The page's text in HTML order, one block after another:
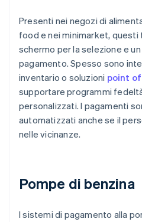
Presenti nei negozi di
food e nei minimarket, questi
schermo per la selezione e
pagamento. Spesso sono
inventario o soluzioni point
supportare programmi
personalizzati. I pagamenti
automatizzati anche se il
nelle vicinanze.
Pompe di benzina
I sistemi di pagamento alla